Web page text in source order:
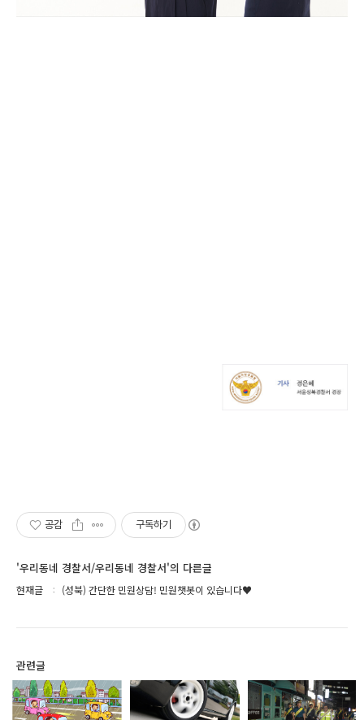
공감 구독하기
'우리동네 경찰서/우리동네 경찰서'의 다른글
현재글 (성북) 간단한 민원상담! 민원챗봇이 있습니다♥
관련글